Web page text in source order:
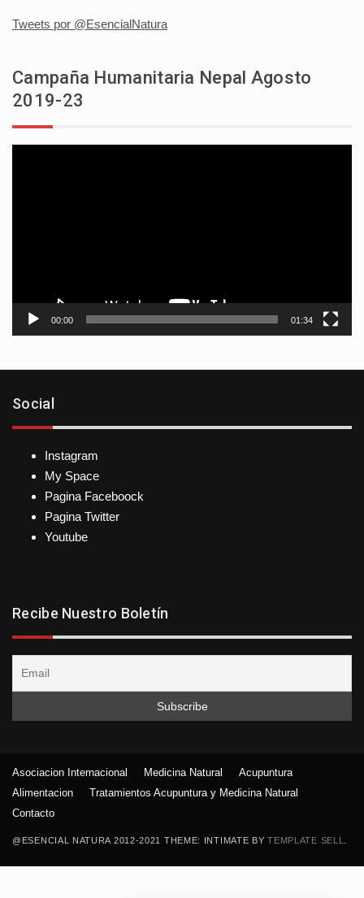
Tweets por @EsencialNatura
Campaña Humanitaria Nepal Agosto
2019-23
00:00 01:34
Social
Instagram
My Space
Pagina Faceboock
Pagina Twitter
Youtube
Recibe Nuestro Boletín
@ESENCIAL NATURA 2012-2021 THEME: INTIMATE BYTEMPLATE SELL
Asociacion Internacional Medicina Natural
Acupuntura
Alimentacion
Tratamientos Acupuntura y Medicina Natural
Contacto